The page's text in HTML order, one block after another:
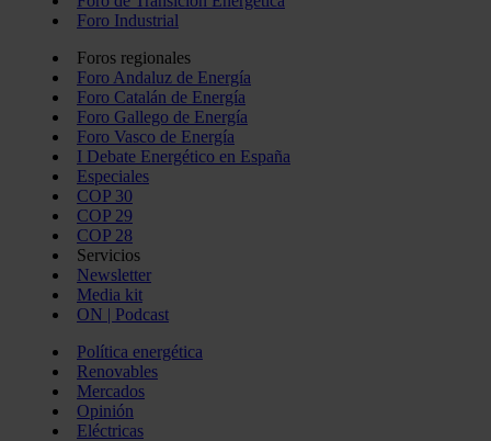
Foro Industrial
Foros regionales
Foro Andaluz de Energía
Foro Catalán de Energía
Foro Gallego de Energía
Foro Vasco de Energía
I Debate Energético en España
Especiales
COP 30
COP 29
COP 28
Servicios
Newsletter
Media kit
ON | Podcast
Política energética
Renovables
Mercados
Opinión
Eléctricas